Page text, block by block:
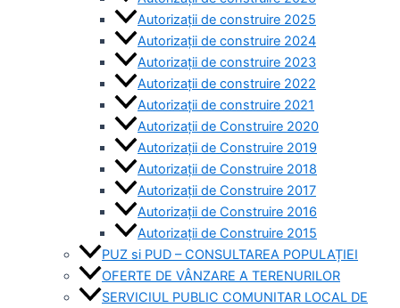
Autorizații de construire 2025
Autorizații de construire 2024
Autorizații de construire 2023
Autorizații de construire 2022
Autorizații de construire 2021
Autorizații de Construire 2020
Autorizații de Construire 2019
Autorizaţii de Construire 2018
Autorizaţii de Construire 2017
Autorizaţii de Construire 2016
Autorizaţii de Construire 2015
PUZ si PUD – CONSULTAREA POPULAȚIEI
OFERTE DE VÂNZARE A TERENURILOR
SERVICIUL PUBLIC COMUNITAR LOCAL DE